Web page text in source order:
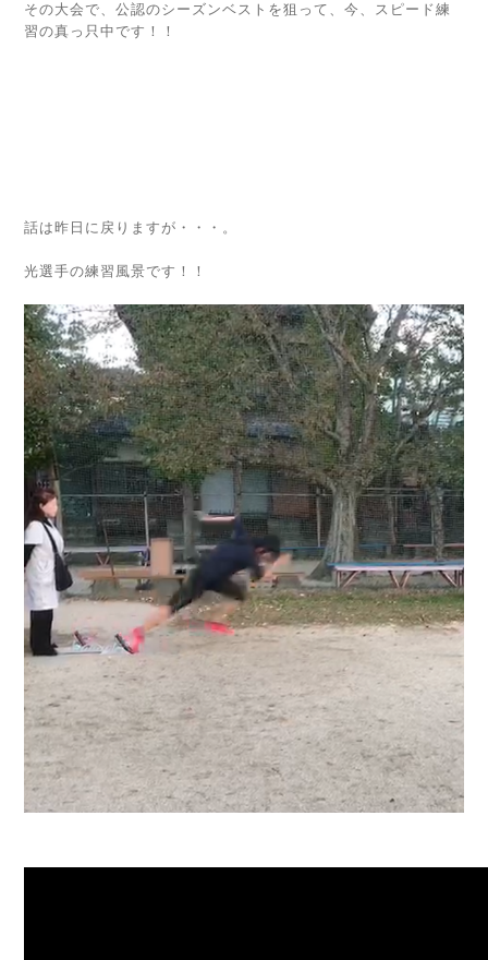
その大会で、公認のシーズンベストを狙って、今、スピード練
習の真っ只中です！！
話は昨日に戻りますが・・・。
光選手の練習風景です！！